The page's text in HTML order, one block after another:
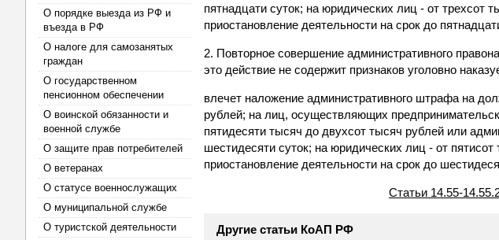
О порядке выезда из РФ и
въезда в РФ
О налоге для самозанятых
граждан
О государственном
пенсионном обеспечении
О воинской обязанности и
военной службе
О защите прав потребителей
О ветеранах
О статусе военнослужащих
О муниципальной службе
О туристской деятельности
пятнадцати суток; на юридических лиц - от трехсот
приостановление деятельности на срок до
2. Повторное совершение административного
это действие не содержит признаков уголовно
влечет наложение административного штрафа на
рублей; на лиц, осуществляющих
пятидесяти тысяч до двухсот тысяч рублей или
шестидесяти суток; на юридических лиц - от
приостановление деятельности на срок до
Статьи 14.55-
Другие статьи КоАП РФ